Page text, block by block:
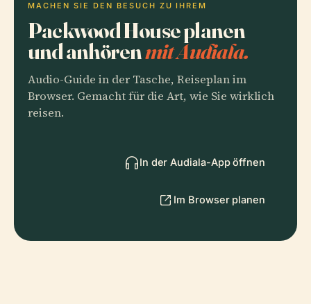
MACHEN SIE DEN BESUCH ZU IHREM
Packwood House planen
und anhörenmit Audiala.
Audio-Guide in der Tasche, Reiseplan im
Browser. Gemacht für die Art, wie Sie wirklich
reisen.
In der Audiala-App öffnen
Im Browser planen